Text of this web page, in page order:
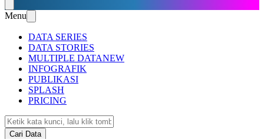
Menu
DATA SERIES
DATA STORIES
MULTIPLE DATANEW
INFOGRAFIK
PUBLIKASI
SPLASH
PRICING
Cari Data